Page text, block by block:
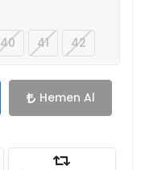
40 41 42
Hemen Al